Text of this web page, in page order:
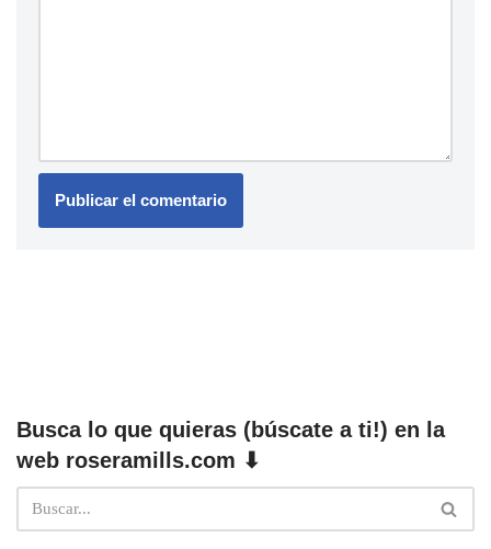
Busca lo que quieras (búscate a ti!) en la
web roseramills.com ⬇